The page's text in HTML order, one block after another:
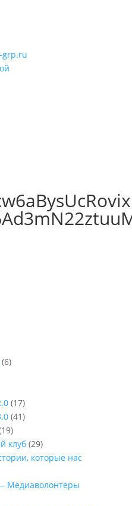
grp.ru
(17)
(41)
клуб(29)
которые нас
Медиаволонтеры